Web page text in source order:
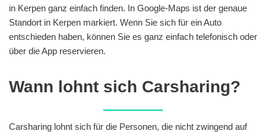
in Kerpen ganz einfach finden. In Google-Maps ist der genaue
Standort in Kerpen markiert. Wenn Sie sich für ein Auto
entschieden haben, können Sie es ganz einfach telefonisch oder
über die App reservieren.
Wann lohnt sich Carsharing?
Carsharing lohnt sich für die Personen, die nicht zwingend auf